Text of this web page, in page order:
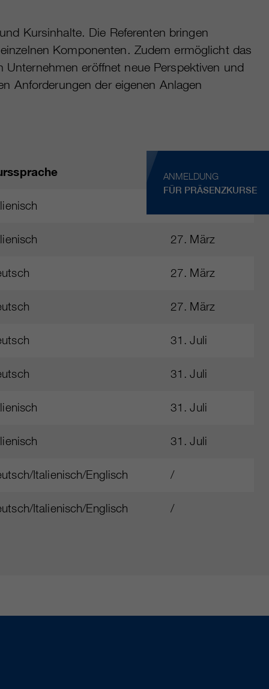
ANMELDUNG
FÜR PRÄSENZKURSE
Kursinhalte. Die Referenten bringen
Komponenten. Zudem ermöglicht das
eröffnet neue Perspektiven und
Anforderungen der eigenen Anlagen
Anmeldefrist
27. März
27. März
27. März
31. Juli
31. Juli
31. Juli
31. Juli
Italienisch/Englisch /
Italienisch/Englisch /